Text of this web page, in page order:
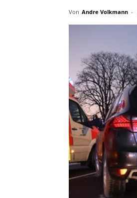
Von Andre Volkmann -